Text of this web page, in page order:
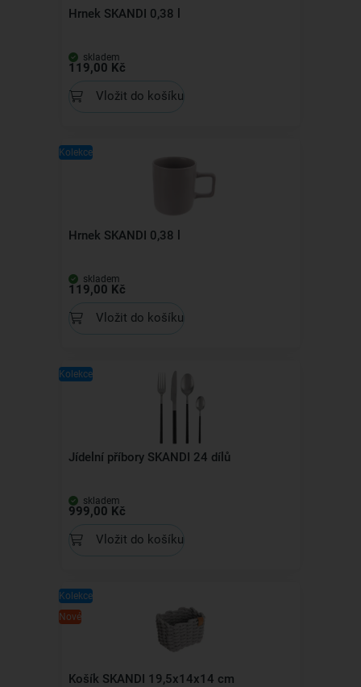
Hrnek SKANDI 0,38 l
skladem
119,00 Kč
Vložit do košíku
Kolekce
Hrnek SKANDI 0,38 l
skladem
119,00 Kč
Vložit do košíku
Kolekce
Jídelní příbory SKANDI 24 dílů
skladem
999,00 Kč
Vložit do košíku
Kolekce
Nové
Košík SKANDI 19,5x14x14 cm